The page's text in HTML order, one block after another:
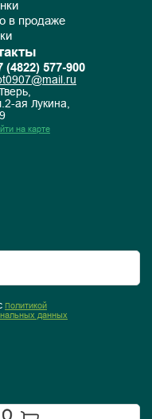
в продаже
(4822) 577-900
ая Лукина,
на карте
Политикой
данных